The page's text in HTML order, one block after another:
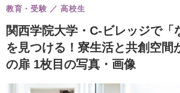
共通テスト 夏休み
8月開催イベント・WS 全国公立高校 過去問 人気
自由研究教材（小学生向け） 自由研究教材（中学生向
関西学院大学・C-ビレッジで「
を見つける！寮生活と共創空間
の扉 1枚目の写真・画像
教育・受験 高校生